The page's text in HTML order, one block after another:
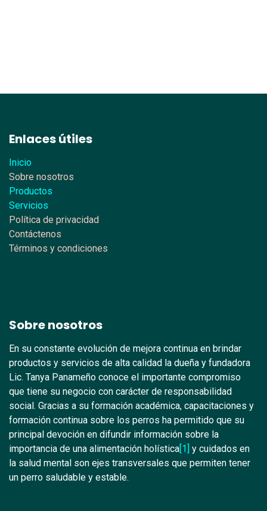
Enlaces útiles
Inicio
Sobre nosotros
Productos
Servicios
Política de privacidad
Contáctenos
Términos y condiciones
Sobre nosotros
En su constante evolución de mejora continua en brindar
productos y servicios de alta calidad la dueña y fundadora
Lic. Tanya Panameño conoce el importante compromiso
que tiene su negocio con carácter de responsabilidad
social. Gracias a su formación académica, capacitaciones y
formación continua sobre los perros ha permitido que su
principal devoción en difundir información sobre la
importancia de una alimentación holística[1] y cuidados en
la salud mental son ejes transversales que permiten tener
un perro saludable y estable.